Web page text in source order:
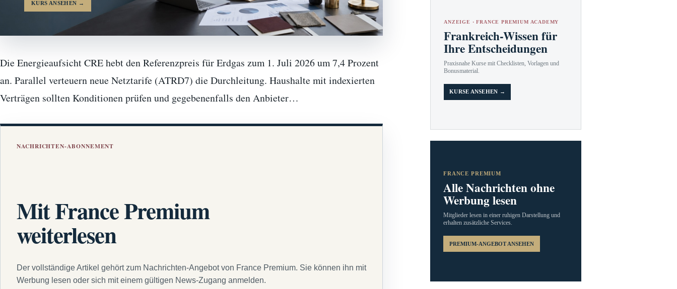
KURS ANSEHEN →
Die Energieaufsicht CRE hebt den Referenzpreis für Erdgas zum 1. Juli 2026 um 7,4 Prozent
an. Parallel verteuern neue Netztarife (ATRD7) die Durchleitung. Haushalte mit indexierten
Verträgen sollten Konditionen prüfen und gegebenenfalls den Anbieter…
NACHRICHTEN-ABONNEMENT
Mit France Premium
weiterlesen
Der vollständige Artikel gehört zum Nachrichten-Angebot von France Premium. Sie können ihn mit
Werbung lesen oder sich mit einem gültigen News-Zugang anmelden.
ANZEIGE · FRANCE PREMIUM ACADEMY
Frankreich-Wissen für
Ihre Entscheidungen
Praxisnahe Kurse mit Checklisten, Vorlagen und
Bonusmaterial.
KURSE ANSEHEN →
FRANCE PREMIUM
Alle Nachrichten ohne
Werbung lesen
Mitglieder lesen in einer ruhigen Darstellung und
erhalten zusätzliche Services.
PREMIUM-ANGEBOT ANSEHEN